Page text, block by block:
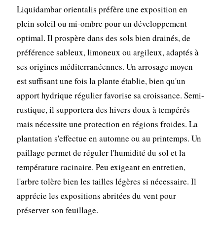
Liquidambar orientalis préfère une exposition en
plein soleil ou mi-ombre pour un développement
optimal. Il prospère dans des sols bien drainés, de
préférence sableux, limoneux ou argileux, adaptés à
ses origines méditerranéennes. Un arrosage moyen
est suffisant une fois la plante établie, bien qu'un
apport hydrique régulier favorise sa croissance. Semi-
rustique, il supportera des hivers doux à tempérés
mais nécessite une protection en régions froides. La
plantation s'effectue en automne ou au printemps. Un
paillage permet de réguler l'humidité du sol et la
température racinaire. Peu exigeant en entretien,
l'arbre tolère bien les tailles légères si nécessaire. Il
apprécie les expositions abritées du vent pour
préserver son feuillage.